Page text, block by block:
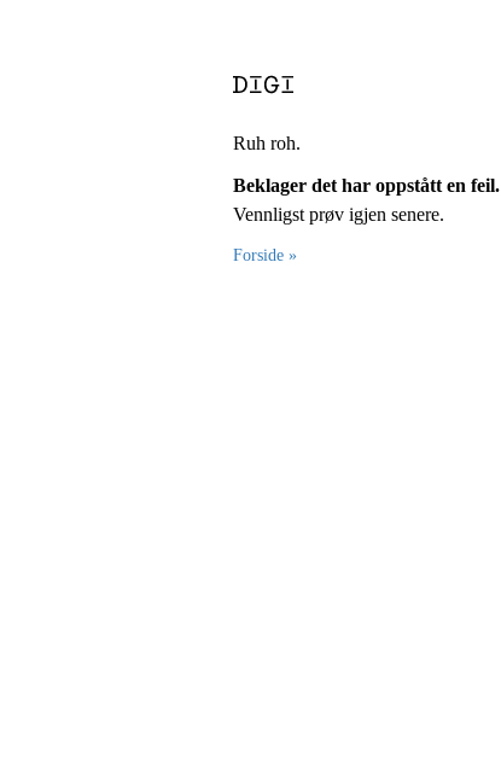
Ruh roh.
Beklager det har oppstått en feil.
Vennligst prøv igjen senere.
Forside »